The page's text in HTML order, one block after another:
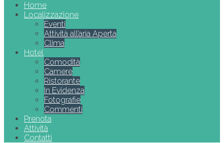
Home
Localizzazione
Eventi
Attività all’aria Aperta
Clima
Hotel
Comodità
Camere
Ristorante
In Evidenza
Fotografie
Commenti
Prenota
Attività
Contatti